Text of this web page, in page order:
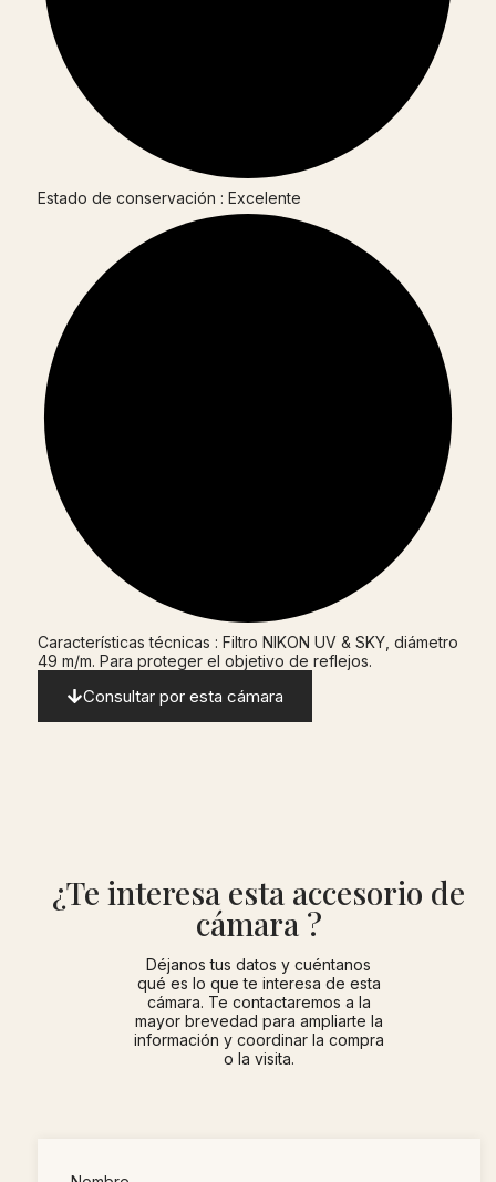
Estado de conservación : Excelente
Características técnicas : Filtro NIKON UV & SKY, diámetro
49 m/m. Para proteger el objetivo de reflejos.
Consultar por esta cámara
¿Te interesa esta accesorio de
cámara ?
Déjanos tus datos y cuéntanos
qué es lo que te interesa de esta
cámara. Te contactaremos a la
mayor brevedad para ampliarte la
información y coordinar la compra
o la visita.